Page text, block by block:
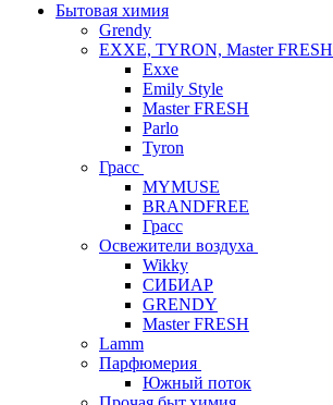
Бытовая химия
Grendy
EXXE, TYRON, Master FRESH
Exxe
Emily Style
Master FRESH
Parlo
Tyron
Грасс
MYMUSE
BRANDFREE
Грасс
Освежители воздуха
Wikky
СИБИАР
GRENDY
Master FRESH
Lamm
Парфюмерия
Южный поток